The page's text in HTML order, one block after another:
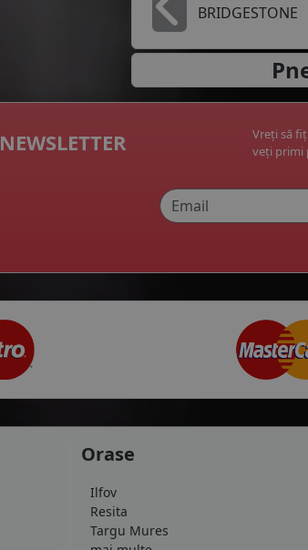
BRIDGESTONE
Inapoi
NEWSLETTER
Vreți să
veți primi
Orase
Ilfov
Resita
Targu Mures